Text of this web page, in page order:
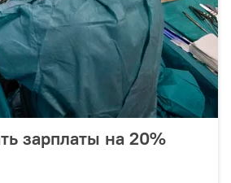
зарплаты на 20%